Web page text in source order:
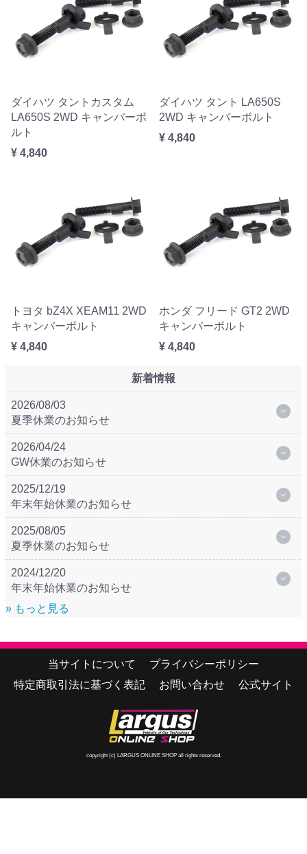
ダイハツ タントカスタム
LA650S 2WD キャンバーボ
ルト
¥ 4,840
ダイハツ タント LA650S
2WD キャンバーボルト
¥ 4,840
トヨタ bZ4X XEAM11 2WD
キャンバーボルト
¥ 4,840
ホンダ フリード GT2 2WD
キャンバーボルト
¥ 4,840
新着情報
2026/08/03
夏季休業のお知らせ
2026/04/24
GW休業のお知らせ
2025/12/19
年末年始休業のお知らせ
2025/08/05
夏季休業のお知らせ
2024/12/20
年末年始休業のお知らせ
» もっと見る
当サイトについて
プライバシーポリシー
特定商取引法に基づく表記
お問い合わせ 公式サイト
copyright (c) LARGUS ONLINE SHOP all rights reserved.